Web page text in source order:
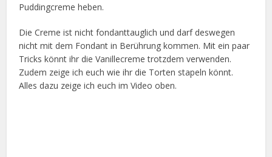
Puddingcreme heben.
Die Creme ist nicht fondanttauglich und darf deswegen
nicht mit dem Fondant in Berührung kommen. Mit ein paar
Tricks könnt ihr die Vanillecreme trotzdem verwenden.
Zudem zeige ich euch wie ihr die Torten stapeln könnt.
Alles dazu zeige ich euch im Video oben.